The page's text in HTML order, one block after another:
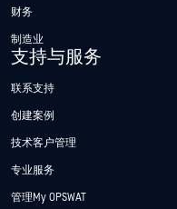
财务
制造业
支持与服务
联系支持
创建案例
技术客户管理
专业服务
管理My OPSWAT